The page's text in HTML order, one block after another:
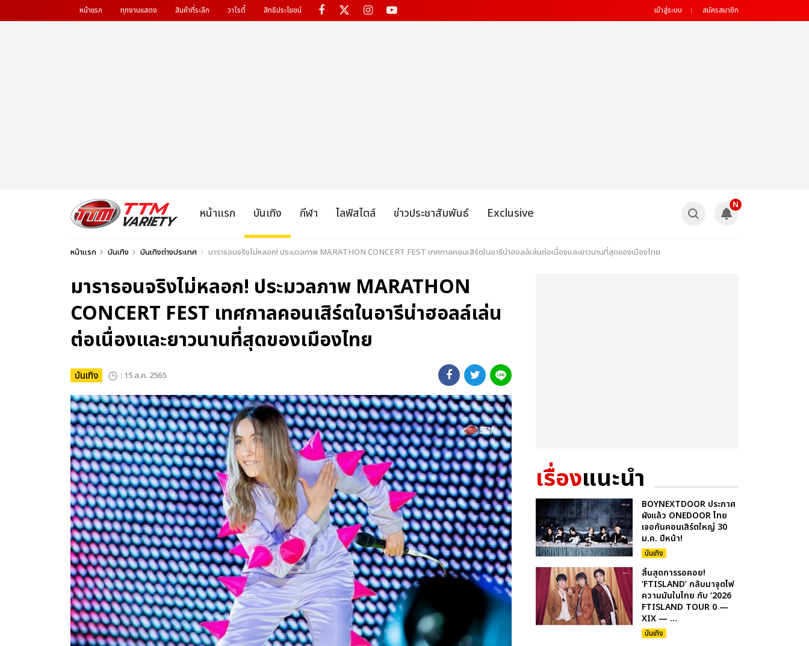
หน้าแรก ทุกงานแสดง สินค้าที่ระลึก วาไรตี้ สิทธิประโยชน์ เข้าสู่ระบบ สมัครสมาชิก
หน้าแรก บันเทิง กีฬา ไลฟ์สไตล์ ข่าวประชาสัมพันธ์ Exclusive
N
หน้าแรก บันเทิง บันเทิงต่างประเทศ มาราธอนจริงไม่หลอก! ประมวลภาพ MARATHON CONCERT FEST เทศกาลคอนเสิร์ตในอารีน่าฮอลล์เล่นต่อเนื่องและยาวนานที่สุดของเมืองไทย
มาราธอนจริงไม่หลอก! ประมวลภาพ MARATHON
CONCERT FEST เทศกาลคอนเสิร์ตในอารีน่าฮอลล์เล่น
ต่อเนื่องและยาวนานที่สุดของเมืองไทย
บันเทิง : 15 ส.ค. 2565
เรื่องแนะนำ
BOYNEXTDOOR ประกาศ
ผังแล้ว ONEDOOR ไทย
เจอกันคอนเสิร์ตใหญ่ 30
ม.ค. ปีหน้า!
บันเทิง
สิ้นสุดการรอคอย!
‘FTISLAND’ กลับมาจุดไฟ
ความมันในไทย กับ ‘2026
FTISLAND TOUR 0 —
XIX — ...
บันเทิง